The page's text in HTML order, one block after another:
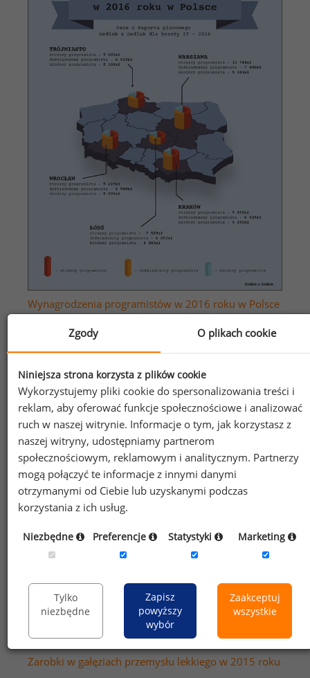
Wynagrodzenia programistów w 2016 roku w Polsce
Zarobki w gałęziach przemysłu lekkiego w 2015 roku
Zgody O plikach cookie
Niniejsza strona korzysta z plików cookie
Wykorzystujemy pliki cookie do spersonalizowania treści i
reklam, aby oferować funkcje społecznościowe i analizować
ruch w naszej witrynie. Informacje o tym, jak korzystasz z
naszej witryny, udostępniamy partnerom
społecznościowym, reklamowym i analitycznym. Partnerzy
mogą połączyć te informacje z innymi danymi
otrzymanymi od Ciebie lub uzyskanymi podczas
korzystania z ich usług.
Niezbędne Preferencje Statystyki Marketing
Tylko
niezbędne
Zapisz
powyższy
wybór
Zaakceptuj
wszystkie